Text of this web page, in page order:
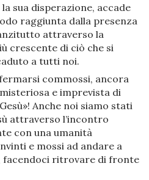
sua disperazione, accade
raggiunta dalla presenza
attraverso la
crescente di ciò che si
a tutti noi.
commossi, ancora
e imprevista di
Anche noi siamo stati
attraverso l’incontro
con una umanità
e mossi ad andare a
facendoci ritrovare di fronte